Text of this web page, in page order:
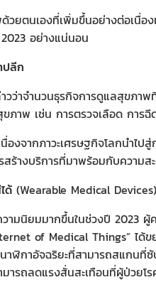
ยตนเองที่เพิ่มขึ้นอย่างต่อเนื่อ
2023 อย่างแน่นอน
ปลีก
ว่าจํานวนธุรกิจการดูแลสุขภา
ภาพ เช่น การตรวจเลือด การ
นื่องจากภาวะเศรษฐกิจโลกนํา
สร้างบริการที่มาพร้อมกับความ
ด้ (Wearable Medical Devices)
ามนิยมมากขึ้นในช่วงปี 2023
of Medical Things” ไ
าฬิกาอัจฉริยะที่สามารถสแกนที่
ารถลดแรงสั่นสะเทือนที่ผู้ป่วยโ